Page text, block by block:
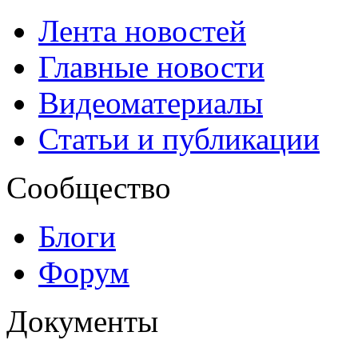
Лента новостей
Главные новости
Видеоматериалы
Статьи и публикации
Сообщество
Блоги
Форум
Документы